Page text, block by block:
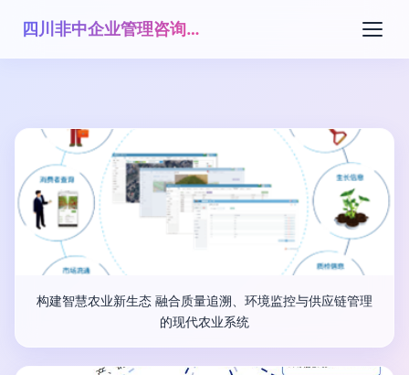
四川非中企业管理咨询有限公司
构建智慧农业新生态 融合质量追溯、环境监控与供应链管理
的现代农业系统